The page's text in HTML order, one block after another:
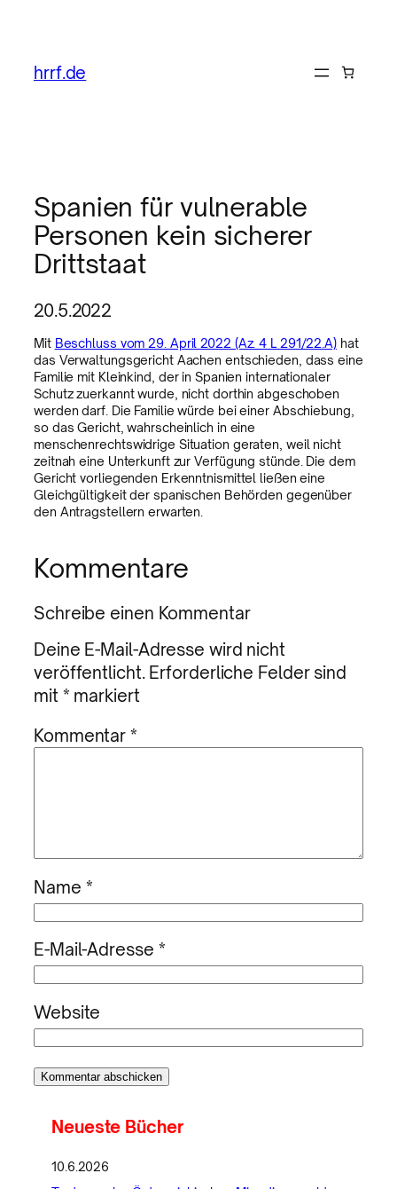
hrrf.de
Spanien für vulnerable
Personen kein sicherer
Drittstaat
20.5.2022
Mit Beschluss vom 29. April 2022 (Az. 4 L 291/22.A)hat
das Verwaltungsgericht Aachen entschieden, dass eine
Familie mit Kleinkind, der in Spanien internationaler
Schutz zuerkannt wurde, nicht dorthin abgeschoben
werden darf. Die Familie würde bei einer Abschiebung,
so das Gericht, wahrscheinlich in eine
menschenrechtswidrige Situation geraten, weil nicht
zeitnah eine Unterkunft zur Verfügung stünde. Die dem
Gericht vorliegenden Erkenntnismittel ließen eine
Gleichgültigkeit der spanischen Behörden gegenüber
den Antragstellern erwarten.
Kommentare
Schreibe einen Kommentar
Deine E-Mail-Adresse wird nicht
veröffentlicht. Erforderliche Felder sind
mit * markiert
Kommentar*
Name *
E-Mail-Adresse *
Website
Neueste Bücher
10.6.2026